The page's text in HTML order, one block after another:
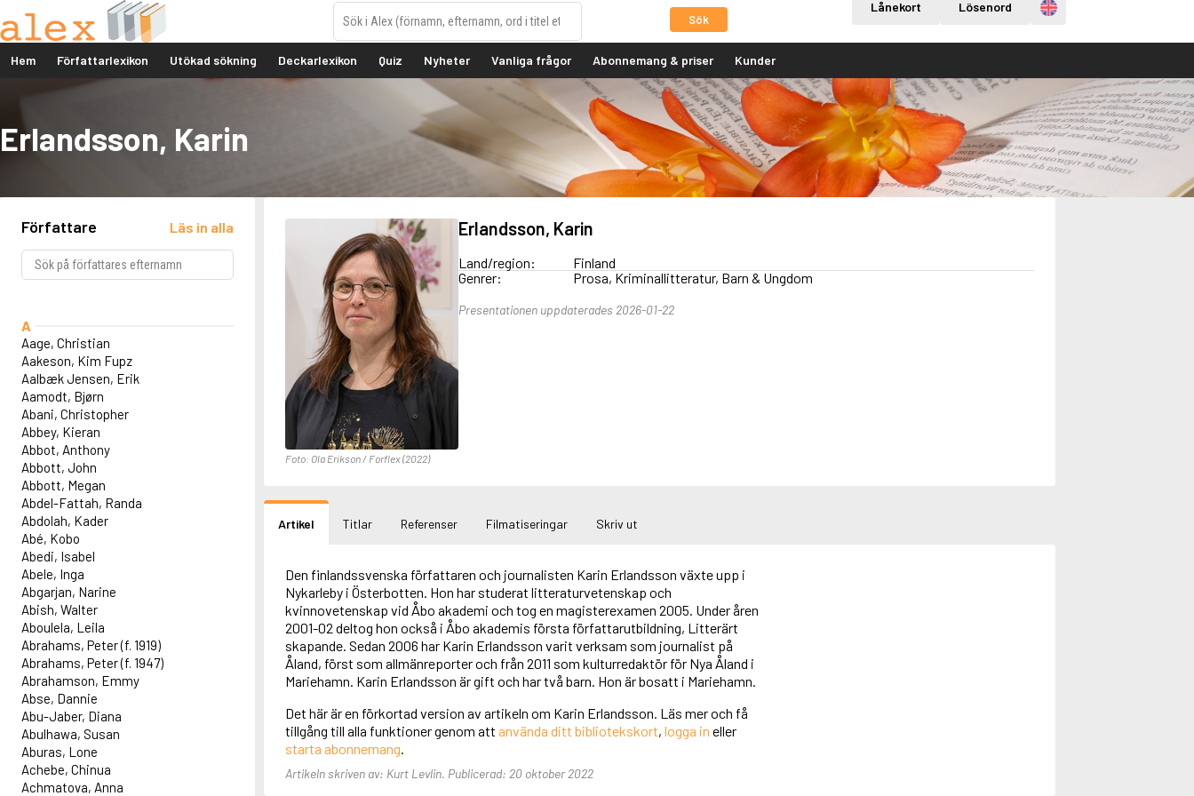
Sök
Lånekort Lösenord Engelska
Hem Författarlexikon Utökad sökning Deckarlexikon Quiz Nyheter Vanliga frågor Abonnemang & priser Kunder
Erlandsson, Karin
Författare Läs in alla
A
Aage, Christian
Aakeson, Kim Fupz
Aalbæk Jensen, Erik
Aamodt, Bjørn
Abani, Christopher
Abbey, Kieran
Abbot, Anthony
Abbott, John
Abbott, Megan
Abdel-Fattah, Randa
Abdolah, Kader
Abé, Kobo
Abedi, Isabel
Abele, Inga
Abgarjan, Narine
Abish, Walter
Aboulela, Leila
Abrahams, Peter (f. 1919)
Abrahams, Peter (f. 1947)
Abrahamson, Emmy
Abse, Dannie
Abu-Jaber, Diana
Abulhawa, Susan
Aburas, Lone
Achebe, Chinua
Achmatova, Anna
Foto: Ola Erikson / Forflex (2022)
Erlandsson, Karin
Land/region:
Finland
Genrer:
Prosa, Kriminallitteratur, Barn & Ungdom
Presentationen uppdaterades 2026-01-22
Artikel Titlar Referenser Filmatiseringar Skriv ut
Den finlandssvenska författaren och journalisten Karin Erlandsson växte upp i
Nykarleby i Österbotten. Hon har studerat litteraturvetenskap och
kvinnovetenskap vid Åbo akademi och tog en magisterexamen 2005. Under åren
2001-02 deltog hon också i Åbo akademis första författarutbildning, Litterärt
skapande. Sedan 2006 har Karin Erlandsson varit verksam som journalist på
Åland, först som allmänreporter och från 2011 som kulturredaktör för Nya Åland i
Mariehamn. Karin Erlandsson är gift och har två barn. Hon är bosatt i Mariehamn.
Det här är en förkortad version av artikeln om Karin Erlandsson. Läs mer och få
tillgång till alla funktioner genom att använda ditt bibliotekskort, logga in eller
starta abonnemang.
Artikeln skriven av: Kurt Levlin. Publicerad: 20 oktober 2022